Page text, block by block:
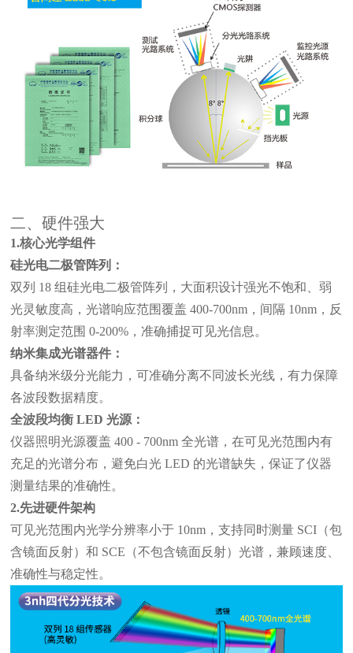
二、硬件强大
1.核心光学组件
硅光电二极管阵列：
双列 18 组硅光电二极管阵列，大面积设计强光不饱和、弱
光灵敏度高，光谱响应范围覆盖 400-700nm，间隔 10nm，反
射率测定范围 0-200%，准确捕捉可见光信息。
纳米集成光谱器件：
具备纳米级分光能力，可准确分离不同波长光线，有力保障
各波段数据精度。
全波段均衡 LED 光源：
仪器照明光源覆盖 400 - 700nm 全光谱，在可见光范围内有
充足的光谱分布，避免白光 LED 的光谱缺失，保证了仪器
测量结果的准确性。
2.先进硬件架构
可见光范围内光学分辨率小于 10nm，支持同时测量 SCI（包
含镜面反射）和 SCE（不包含镜面反射）光谱，兼顾速度、
准确性与稳定性。